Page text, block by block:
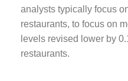
analysts typically focus
restaurants, to focus on
levels revised lower by
restaurants.